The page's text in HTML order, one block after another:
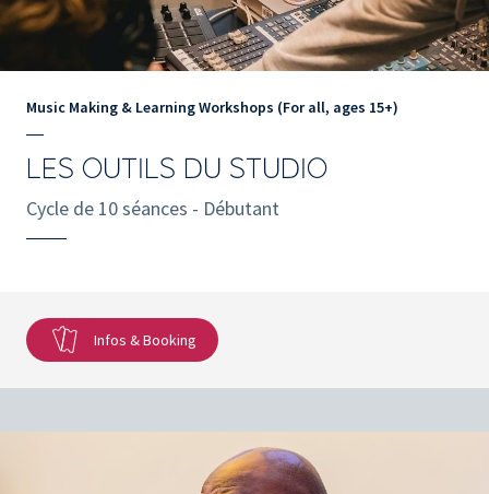
Music Making & Learning Workshops (For all, ages 15+)
LES OUTILS DU STUDIO
Cycle de 10 séances - Débutant
Infos & Booking